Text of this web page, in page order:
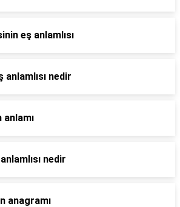
eş anlamlısı
nedir
nedir
anagramı